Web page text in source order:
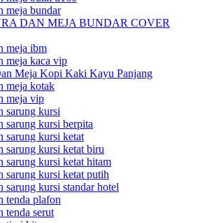
meja bundar
DAN MEJA BUNDAR COVER
meja ibm
meja kaca vip
Meja Kopi Kaki Kayu Panjang
meja kotak
meja vip
sarung kursi
sarung kursi berpita
sarung kursi ketat
sarung kursi ketat biru
sarung kursi ketat hitam
sarung kursi ketat putih
sarung kursi standar hotel
tenda plafon
tenda serut